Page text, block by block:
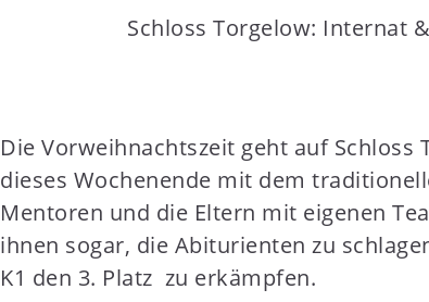
n
t
e
n
t
Schloss Torgelow: Internat
Die Vorweihnachtszeit geht auf
dieses Wochenende mit dem
Mentoren und die Eltern mit eigenen
ihnen sogar, die Abiturienten zu
K1 den 3. Platz zu erkämpfen.